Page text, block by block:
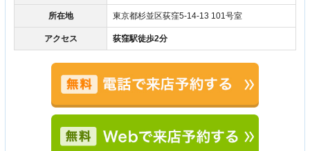
所在地 東京都杉並区荻窪5-14-13 101号室
アクセス 荻窪駅徒歩2分